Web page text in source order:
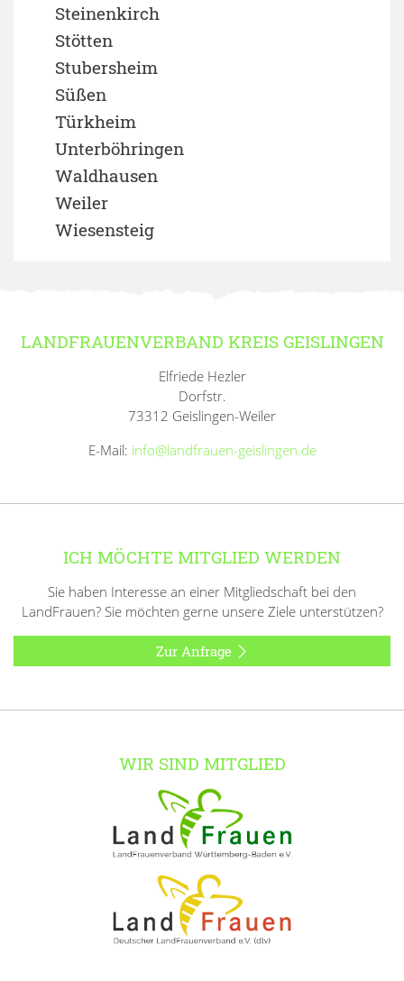
Steinenkirch
Stötten
Stubersheim
Süßen
Türkheim
Unterböhringen
Waldhausen
Weiler
Wiesensteig
LANDFRAUENVERBAND KREIS GEISLINGEN
Elfriede Hezler
Dorfstr.
73312 Geislingen-Weiler
E-Mail: info@landfrauen-geislingen.de
ICH MÖCHTE MITGLIED WERDEN
Sie haben Interesse an einer Mitgliedschaft bei den
LandFrauen? Sie möchten gerne unsere Ziele unterstützen?
Zur Anfrage
WIR SIND MITGLIED